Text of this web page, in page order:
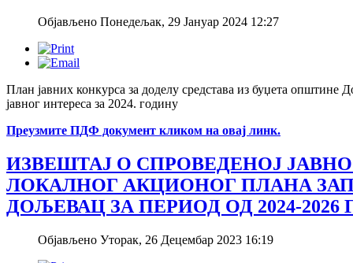
Објављено Понедељак, 29 Јануар 2024 12:27
План јавних конкурса за доделу средстава из буџета општине
јавног интереса за 2024. годину
Преузмите ПДФ документ кликом на овај линк.
ИЗВЕШТАЈ О СПРОВЕДЕНОЈ
ЛОКАЛНОГ АКЦИОНОГ ПЛАНА
ДОЉЕВАЦ ЗА ПЕРИОД ОД 2024-2026
Објављено Уторак, 26 Децембар 2023 16:19